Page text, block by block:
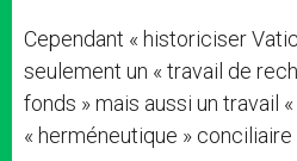
Cependant « historiciser
seulement un « travail de
fonds » mais aussi un travail
« herméneutique » conciliaire